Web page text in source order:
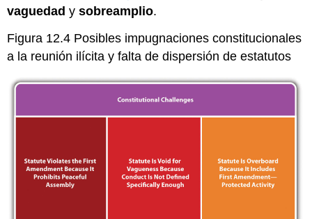
vaguedad ysobreamplio.
Figura 12.4 Posibles impugnaciones constitucionales
a la reunión ilícita y falta de dispersión de estatutos